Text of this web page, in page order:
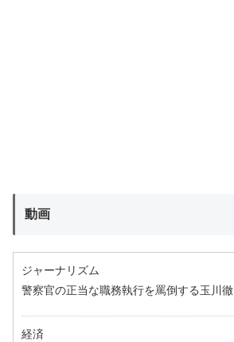
動画
ジャーナリズム
警察官の正当な職務執行を罵倒する玉川徹
経済